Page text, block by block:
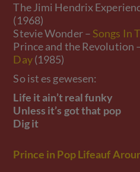
The Jimi Hendrix
(1968)
Stevie Wonder – Songs In
Prince and the Revolution
Day(1985)
So ist es gewesen:
Life it ain’t real funky
Unless it’s got that pop
Dig it
Prince in Pop Lifeauf